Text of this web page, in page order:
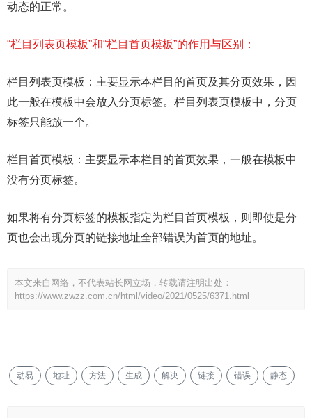
动态的正常。
“栏目列表页模板”和“栏目首页模板”的作用与区别：
栏目列表页模板：主要显示本栏目的首页及其分页效果，因
此一般在模板中会放入分页标签。栏目列表页模板中，分页
标签只能放一个。
栏目首页模板：主要显示本栏目的首页效果，一般在模板中
没有分页标签。
如果将有分页标签的模板指定为栏目首页模板，则即使是分
页也会出现分页的链接地址全部错误为首页的地址。
本文来自网络，不代表站长网立场，转载请注明出处：
https://www.zwzz.com.cn/html/video/2021/0525/6371.html
动易 地址 方法 生成 解决 链接 错误 静态